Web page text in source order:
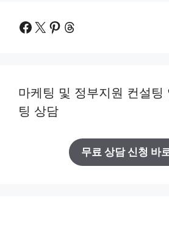
Facebook
X Pinterest
Threads
마케팅 및 정부지원 컨설팅
팅 상담
무료 상담 신청 바